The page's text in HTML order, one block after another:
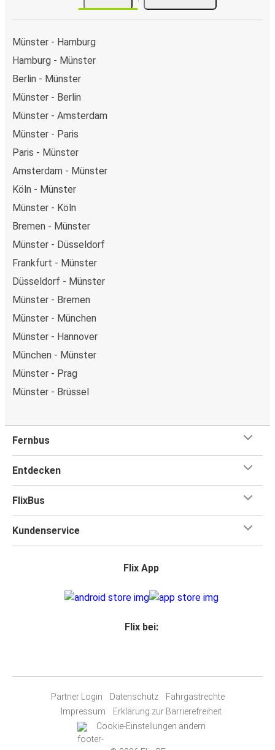
Münster - Hamburg
Hamburg - Münster
Berlin - Münster
Münster - Berlin
Münster - Amsterdam
Münster - Paris
Paris - Münster
Amsterdam - Münster
Köln - Münster
Münster - Köln
Bremen - Münster
Münster - Düsseldorf
Frankfurt - Münster
Düsseldorf - Münster
Münster - Bremen
Münster - München
Münster - Hannover
München - Münster
Münster - Prag
Münster - Brüssel
Fernbus
Entdecken
FlixBus
Kundenservice
Flix App
Flix bei:
Partner Login Datenschutz
Fahrgastrechte
Impressum
Erklärung zur Barrierefreiheit
Cookie-Einstellungen ändern